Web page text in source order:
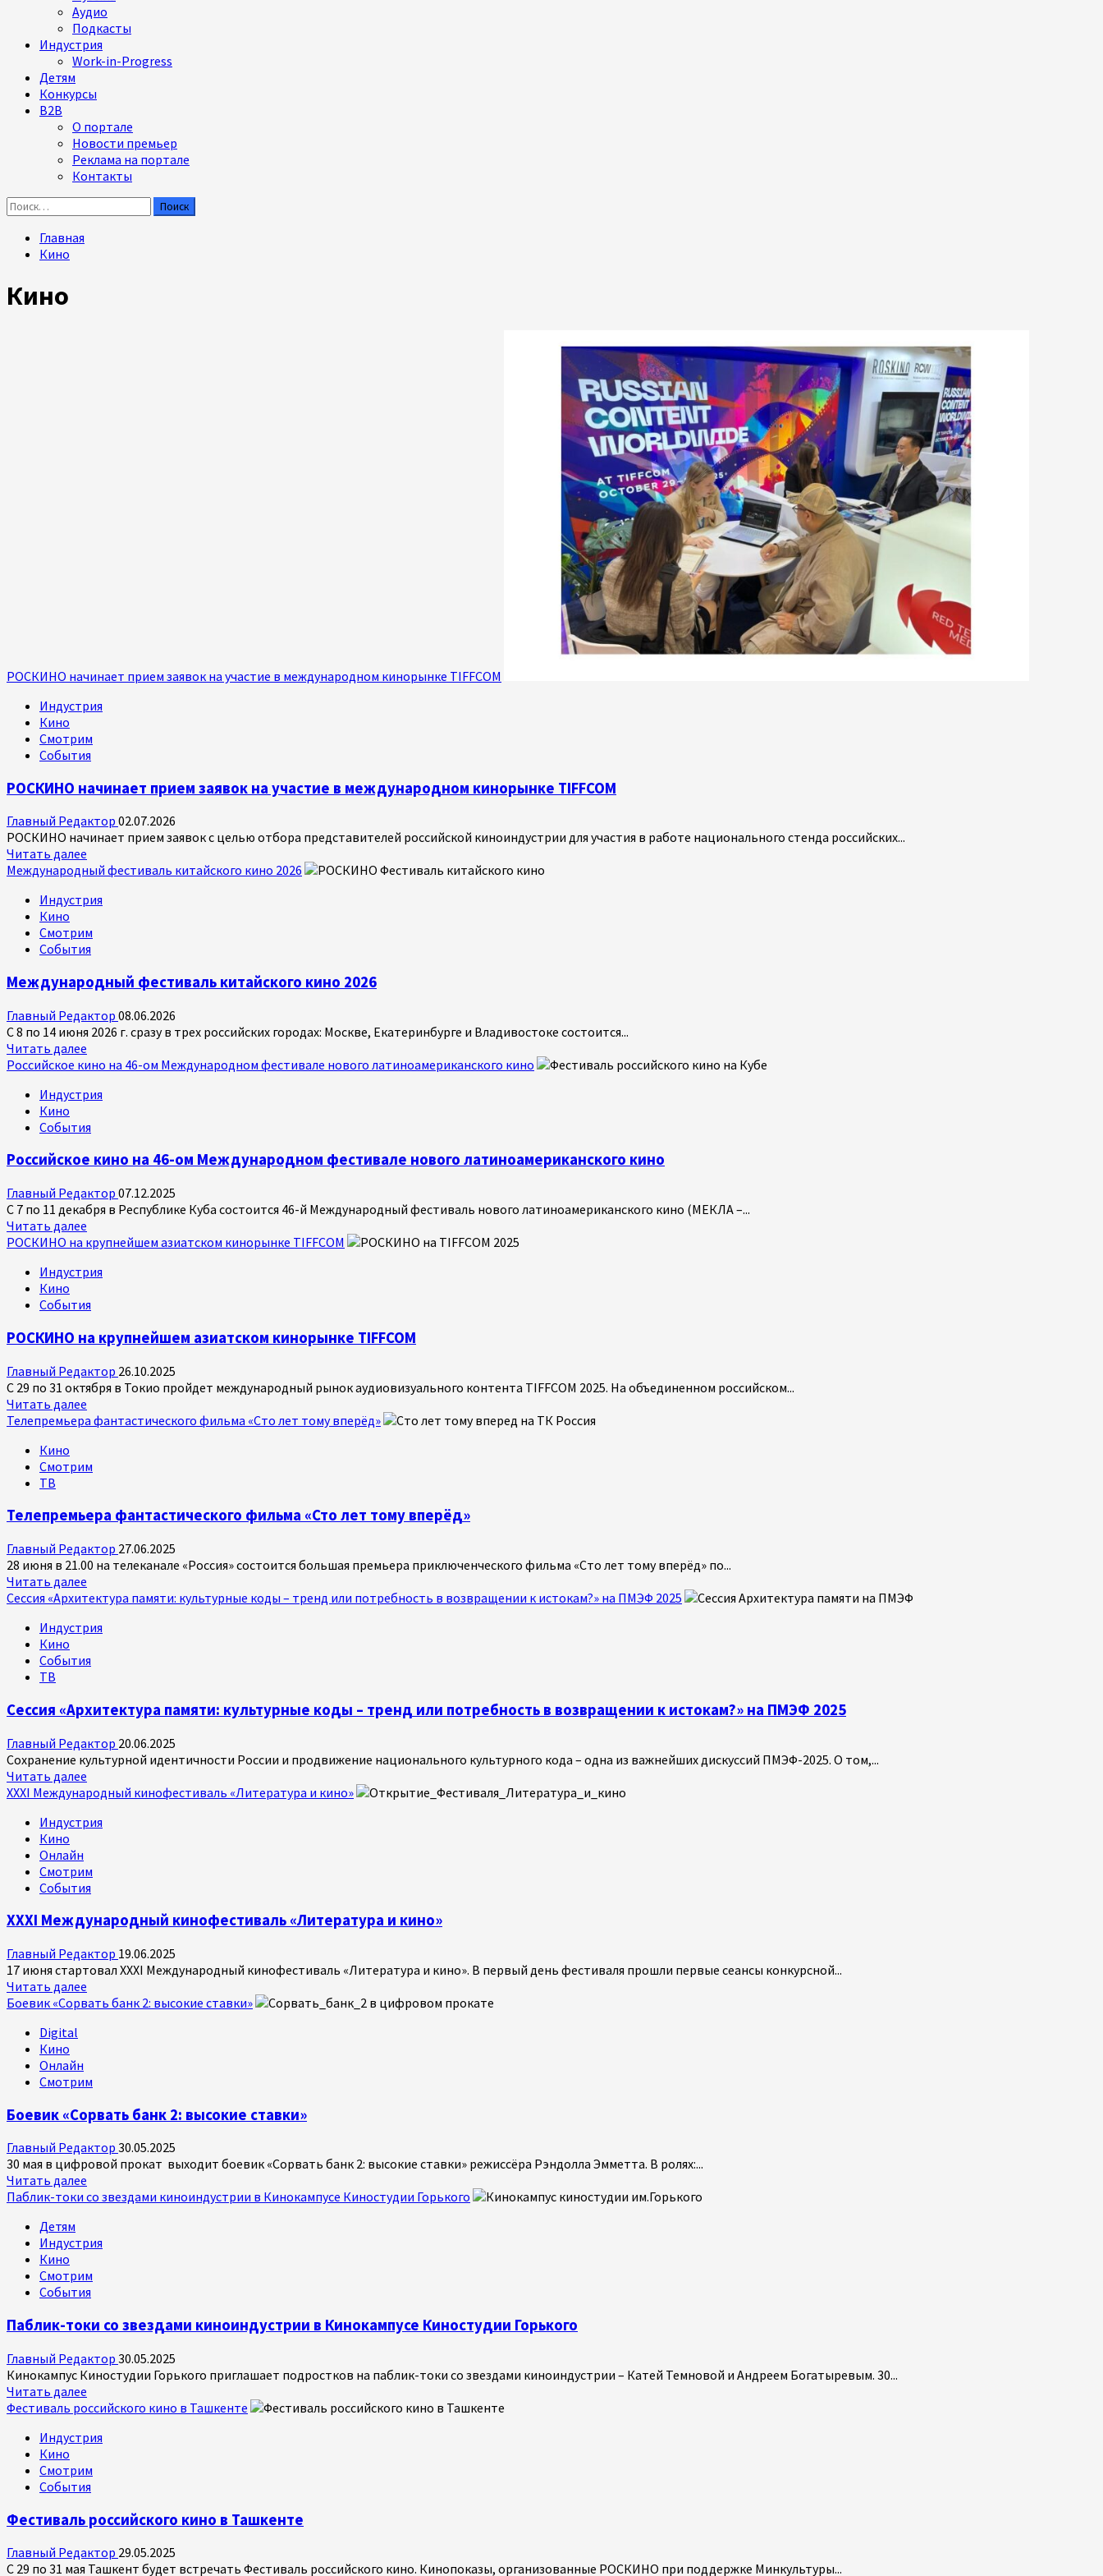
Аудио
Подкасты
Индустрия
Work-in-Progress
Детям
Конкурсы
B2B
О портале
Новости премьер
Реклама на портале
Контакты
Найти:
Главная
Кино
Кино
РОСКИНО начинает прием заявок на участие в международном кинорынке TIFFCOM
Индустрия
Кино
Смотрим
События
РОСКИНО начинает прием заявок на участие в международном кинорынке TIFFCOM
Главный Редактор 02.07.2026
РОСКИНО начинает прием заявок с целью отбора представителей российской киноиндустрии для участия в работе национального стенда российских...
Читать далее
больше
РОСКИНО
прием
заявок
участие
международном
кинорынке
TIFFCOM
Международный фестиваль китайского кино 2026
Индустрия
Кино
Смотрим
События
Международный фестиваль китайского кино 2026
Главный Редактор 08.06.2026
С 8 по 14 июня 2026 г. сразу в трех российских городах: Москве, Екатеринбурге и Владивостоке состоится...
Читать далее
больше
Международный
китайского
2026
Российское кино на 46-ом Международном фестивале нового латиноамериканского кино
Индустрия
Кино
События
Российское кино на 46-ом Международном фестивале нового латиноамериканского кино
Главный Редактор 07.12.2025
С 7 по 11 декабря в Республике Куба состоится 46-й Международный фестиваль нового латиноамериканского кино (МЕКЛА –...
Читать далее
больше
Российское
на
ом
фестивале
нового
латиноамериканского
кино
РОСКИНО на крупнейшем азиатском кинорынке TIFFCOM
Индустрия
Кино
События
РОСКИНО на крупнейшем азиатском кинорынке TIFFCOM
Главный Редактор 26.10.2025
С 29 по 31 октября в Токио пройдет международный рынок аудиовизуального контента TIFFCOM 2025. На объединенном российском...
Читать далее
больше
на
кинорынке
Телепремьера фантастического фильма «Сто лет тому вперёд»
Кино
Смотрим
ТВ
Телепремьера фантастического фильма «Сто лет тому вперёд»
Главный Редактор 27.06.2025
28 июня в 21.00 на телеканале «Россия» состоится большая премьера приключенческого фильма «Сто лет тому вперёд» по...
Читать далее
больше
Телепремьера
фильма
тому
Сессия «Архитектура памяти: культурные коды – тренд или потребность в возвращении к истокам?» на ПМЭФ 2025
Индустрия
Кино
События
ТВ
Сессия «Архитектура памяти: культурные коды – тренд или потребность в возвращении к истокам?» на ПМЭФ 2025
Главный Редактор 20.06.2025
Сохранение культурной идентичности России и продвижение национального культурного кода – одна из важнейших дискуссий ПМЭФ-2025. О том,...
Читать далее
больше
Сессия
культурные
коды
тренд
потребность
в
возвращении
к
XХXI Международный кинофестиваль «Литература и кино»
Индустрия
Кино
Онлайн
Смотрим
События
XХXI Международный кинофестиваль «Литература и кино»
Главный Редактор 19.06.2025
17 июня стартовал XХXI Международный кинофестиваль «Литература и кино». В первый день фестиваля прошли первые сеансы конкурсной...
Читать далее
больше
«Литература
кино»
Боевик «Сорвать банк 2: высокие ставки»
Digital
Кино
Онлайн
Смотрим
Боевик «Сорвать банк 2: высокие ставки»
Главный Редактор 30.05.2025
30 мая в цифровой прокат выходит боевик «Сорвать банк 2: высокие ставки» режиссёра Рэндолла Эмметта. В ролях:...
Читать далее
больше
«Сорвать
2:
высокие
Паблик-токи со звездами киноиндустрии в Кинокампусе Киностудии Горького
Детям
Индустрия
Кино
Смотрим
События
Паблик-токи со звездами киноиндустрии в Кинокампусе Киностудии Горького
Главный Редактор 30.05.2025
Кинокампус Киностудии Горького приглашает подростков на паблик-токи со звездами киноиндустрии – Катей Темновой и Андреем Богатыревым. 30...
Читать далее
больше
Паблик-
со
звездами
в
Киностудии
Горького
Фестиваль российского кино в Ташкенте
Индустрия
Кино
Смотрим
События
Фестиваль российского кино в Ташкенте
Главный Редактор 29.05.2025
С 29 по 31 мая Ташкент будет встречать Фестиваль российского кино. Кинопоказы, организованные РОСКИНО при поддержке Минкультуры...